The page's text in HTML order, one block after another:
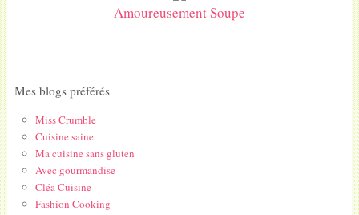
Amoureusement Soupe
Mes blogs préférés
Miss Crumble
Cuisine saine
Ma cuisine sans gluten
Avec gourmandise
Cléa Cuisine
Fashion Cooking